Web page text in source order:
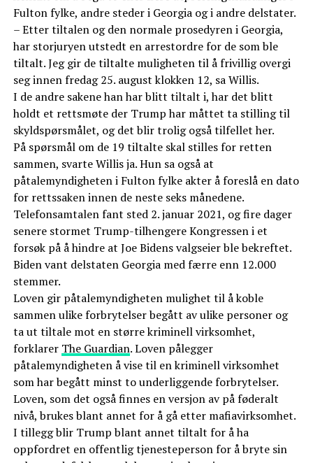
Fulton fylke, andre steder i Georgia og i andre delstater.
– Etter tiltalen og den normale prosedyren i Georgia,
har storjuryen utstedt en arrestordre for de som ble
tiltalt. Jeg gir de tiltalte muligheten til å frivillig overgi
seg innen fredag 25. august klokken 12, sa Willis.
I de andre sakene han har blitt tiltalt i, har det blitt
holdt et rettsmøte der Trump har måttet ta stilling til
skyldspørsmålet, og det blir trolig også tilfellet her.
På spørsmål om de 19 tiltalte skal stilles for retten
sammen, svarte Willis ja. Hun sa også at
påtalemyndigheten i Fulton fylke akter å foreslå en dato
for rettssaken innen de neste seks månedene.
Telefonsamtalen fant sted 2. januar 2021, og fire dager
senere stormet Trump-tilhengere Kongressen i et
forsøk på å hindre at Joe Bidens valgseier ble bekreftet.
Biden vant delstaten Georgia med færre enn 12.000
stemmer.
Loven gir påtalemyndigheten mulighet til å koble
sammen ulike forbrytelser begått av ulike personer og
ta ut tiltale mot en større kriminell virksomhet,
forklarer The Guardian. Loven pålegger
påtalemyndigheten å vise til en kriminell virksomhet
som har begått minst to underliggende forbrytelser.
Loven, som det også finnes en versjon av på føderalt
nivå, brukes blant annet for å gå etter mafiavirksomhet.
I tillegg blir Trump blant annet tiltalt for å ha
oppfordret en offentlig tjenesteperson for å bryte sin